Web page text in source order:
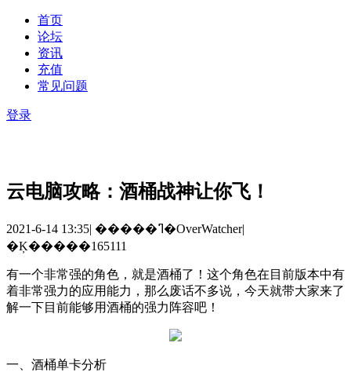
首页
论坛
资讯
充值
常见问题
登录
云电脑攻略：酒桶战神让你飞！
2021-6-14 13:35| �����ߣ�OverWatcher|
�Ķ�����165111
有一个非常强的角色，就是酒桶了！这个角色在目前版本中有
着非常强力的应用能力，那么废话不多说，今天就带大家来了
解一下目前能够用酒桶的强力阵容吧！
一、酒桶单卡分析